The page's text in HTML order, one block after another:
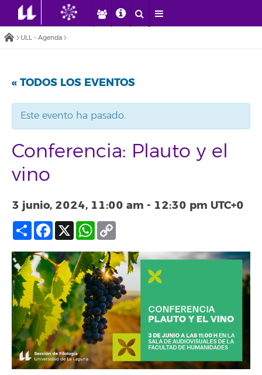
ULL - Agenda
« TODOS LOS EVENTOS
Este evento ha pasado.
Conferencia: Plauto y el
vino
3 junio, 2024, 11:00 am - 12:30 pm UTC+0
Compartir
Facebook
X WhatsApp